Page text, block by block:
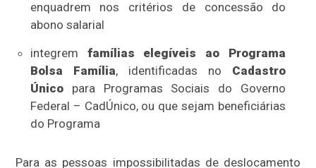
enquadrem nos critérios de concessão do
abono salarial
integrem famílias elegíveis ao Programa
Bolsa Família, identificadas no Cadastro
Únicopara Programas Sociais do Governo
Federal – CadÚnico, ou que sejam beneficiárias
do Programa
Para as pessoas impossibilitadas de deslocamento